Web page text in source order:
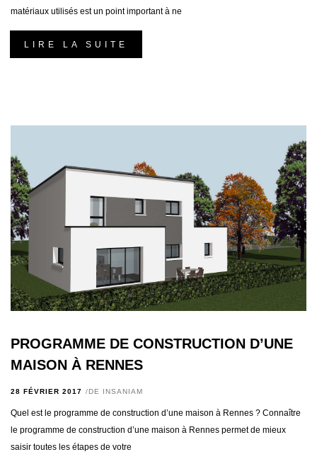
matériaux utilisés est un point important à ne
LIRE LA SUITE
PROGRAMME DE CONSTRUCTION D’UNE
MAISON À RENNES
28 FÉVRIER 2017 DE INSANIAM
Quel est le programme de construction d’une maison à Rennes ? Connaître
le programme de construction d’une maison à Rennes permet de mieux
saisir toutes les étapes de votre